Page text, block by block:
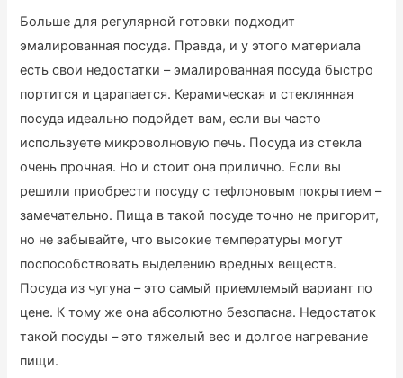
Больше для регулярной готовки подходит
эмалированная посуда. Правда, и у этого материала
есть свои недостатки – эмалированная посуда быстро
портится и царапается. Керамическая и стеклянная
посуда идеально подойдет вам, если вы часто
используете микроволновую печь. Посуда из стекла
очень прочная. Но и стоит она прилично. Если вы
решили приобрести посуду с тефлоновым покрытием –
замечательно. Пища в такой посуде точно не пригорит,
но не забывайте, что высокие температуры могут
поспособствовать выделению вредных веществ.
Посуда из чугуна – это самый приемлемый вариант по
цене. К тому же она абсолютно безопасна. Недостаток
такой посуды – это тяжелый вес и долгое нагревание
пищи.